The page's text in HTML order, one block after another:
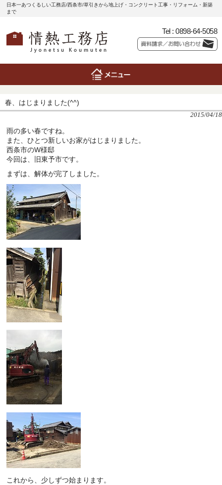
日本一あつくるしい工務店/西条市/草引きから地上げ・コンクリート工事・リフォーム・新築
まで
Tel : 0898-64-5058
春、はじまりました(^^)
2015/04/18
雨の多い春ですね。
また、ひとつ新しいお家がはじまりました。
西条市のW様邸
今回は、旧東予市です。
まずは、解体が完了しました。
これから、少しずつ始まります。